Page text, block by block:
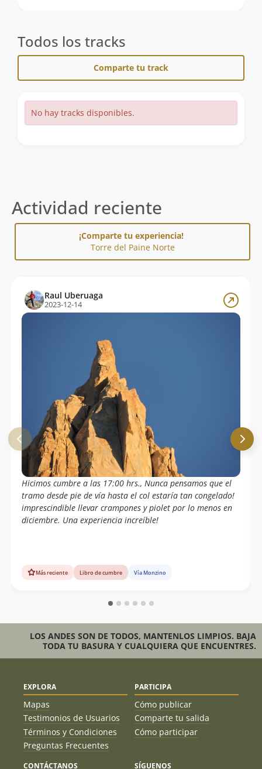
Todos los tracks
Comparte tu track
No hay tracks disponibles.
Actividad reciente
¡Comparte tu experiencia!
Torre del Paine Norte
Raul Uberuaga
2023-12-14
Hicimos cumbre a las 17:00 hrs., Nunca pensamos que el
tramo desde pie de vía hasta el col estaría tan congelado!
imprescindible llevar crampones y piolet por lo menos en
diciembre. Una experiencia increíble!
Más reciente Libro de cumbre Vía Monzino
LOS ANDES SON DE TODOS, MANTENLOS LIMPIOS. BAJA
TODA TU BASURA Y CUALQUIERA QUE ENCUENTRES.
EXPLORA
Mapas
Testimonios de Usuarios
Términos y Condiciones
Preguntas Frecuentes
PARTICIPA
Cómo publicar
Comparte tu salida
Cómo participar
CONTÁCTANOS SÍGUENOS